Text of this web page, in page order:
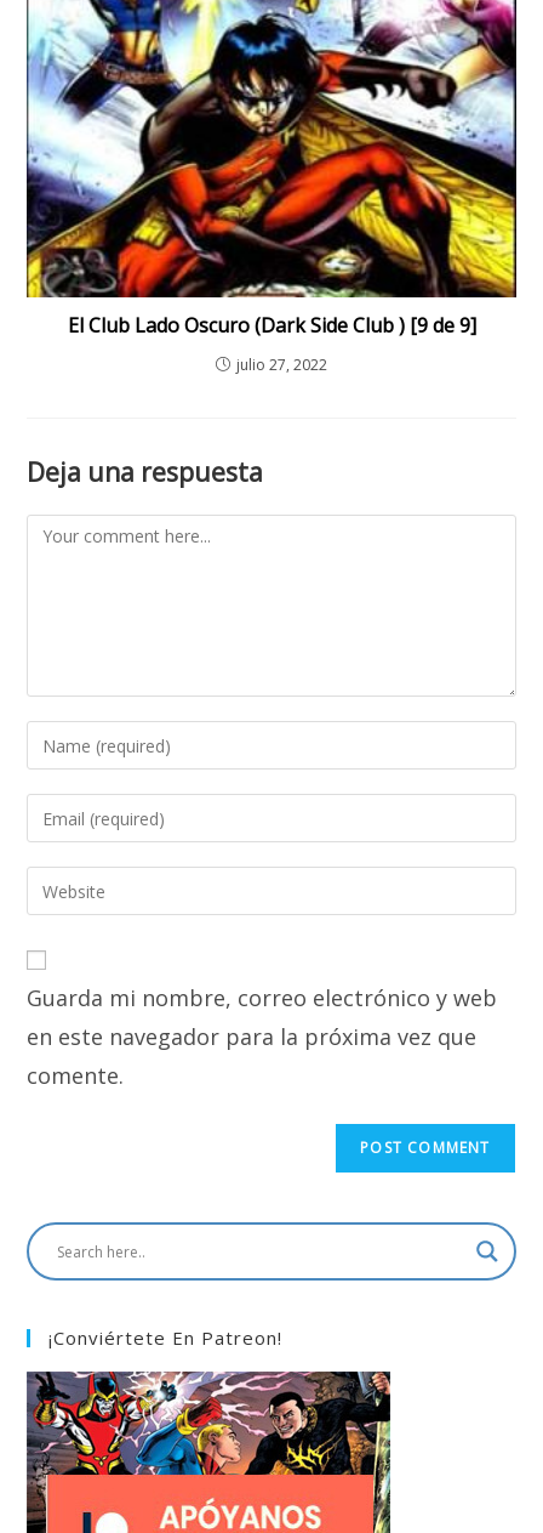
El Club Lado Oscuro (Dark Side Club ) [9 de 9]
julio 27, 2022
Deja una respuesta
Comment
Enter
your
name
to
comment
Enter
your
email
address
Enter
your
URL
(optional)
Guarda mi nombre, correo electrónico y web
en este navegador para la próxima vez que
comente.
¡Conviértete En Patreon!